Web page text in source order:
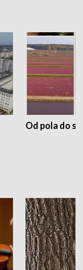
Od pola do